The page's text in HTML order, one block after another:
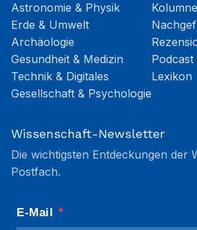
Astronomie & Physik
Erde & Umwelt
Archäologie
Gesundheit & Medizin
Technik & Digitales
Gesellschaft & Psychologie
Podcast
Lexikon
Wissenschaft-Newsletter
Die wichtigsten Entdeckungen der
Postfach.